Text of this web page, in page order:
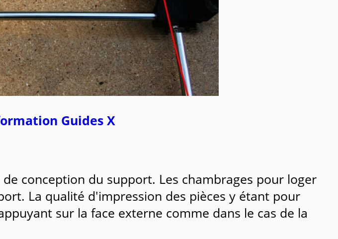
Guides X
conception du support. Les chambrages pour loger
La qualité d'impression des pièces y étant pour
sur la face externe comme dans le cas de la